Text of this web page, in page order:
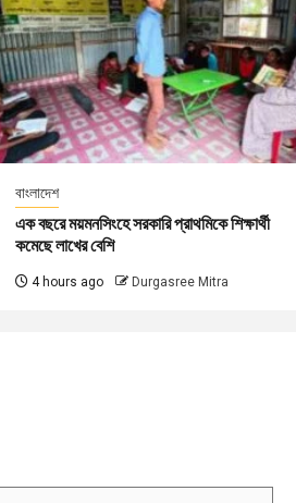
বাংলাদেশ
এক বছরে ময়মনসিংহে সরকারি প্রাথমিকে শিক্ষার্থী
কমেছে লাখের বেশি
4 hours ago Durgasree Mitra